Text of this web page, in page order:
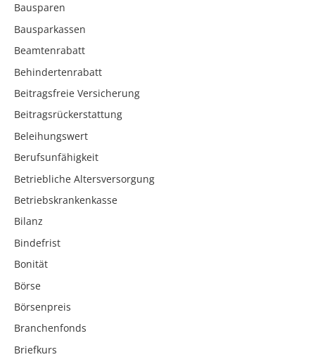
Bausparen
Bausparkassen
Beamtenrabatt
Behindertenrabatt
Beitragsfreie Versicherung
Beitragsrückerstattung
Beleihungswert
Berufsunfähigkeit
Betriebliche Altersversorgung
Betriebskrankenkasse
Bilanz
Bindefrist
Bonität
Börse
Börsenpreis
Branchenfonds
Briefkurs